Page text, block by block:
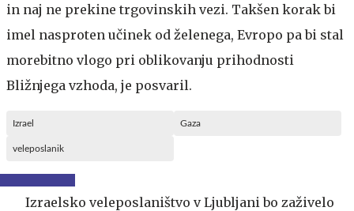
in naj ne prekine trgovinskih vezi. Takšen korak bi
imel nasproten učinek od želenega, Evropo pa bi stal
morebitno vlogo pri oblikovanju prihodnosti
Bližnjega vzhoda, je posvaril.
Izrael Gaza
veleposlanik
Izraelsko veleposlaništvo v Ljubljani bo zaživelo